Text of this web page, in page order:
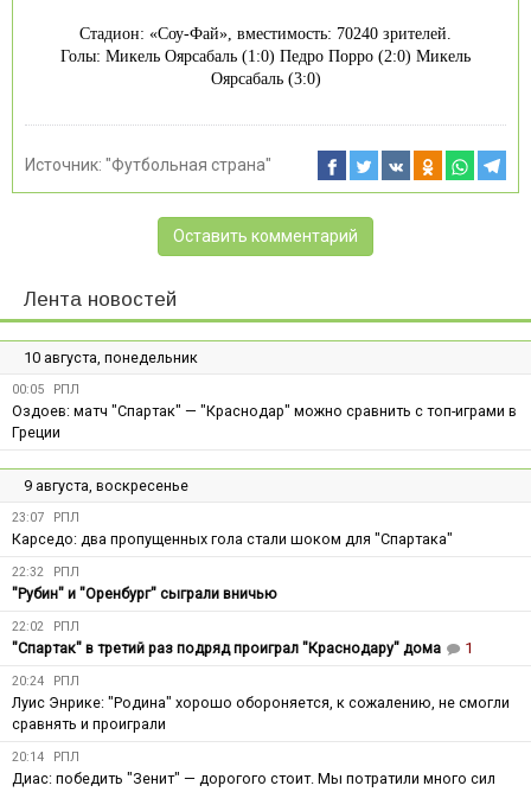
Стадион: «Соу-Фай», вместимость: 70240 зрителей.
Голы: Микель Оярсабаль (1:0) Педро Порро (2:0) Микель
Оярсабаль (3:0)
Источник: "Футбольная страна"
Оставить комментарий
Лента новостей
10 августа, понедельник
00:05 РПЛ
Оздоев: матч "Спартак" — "Краснодар" можно сравнить с топ-играми в
Греции
9 августа, воскресенье
23:07 РПЛ
Карседо: два пропущенных гола стали шоком для "Спартака"
22:32 РПЛ
"Рубин" и "Оренбург" сыграли вничью
22:02 РПЛ
"Спартак" в третий раз подряд проиграл "Краснодару" дома 1
20:24 РПЛ
Луис Энрике: "Родина" хорошо обороняется, к сожалению, не смогли
сравнять и проиграли
20:14 РПЛ
Диас: победить "Зенит" — дорогого стоит. Мы потратили много сил